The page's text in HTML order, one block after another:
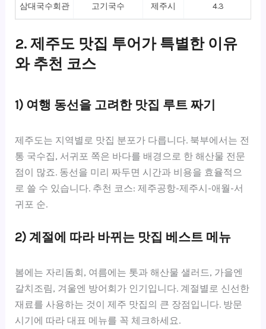
삼대국수회관 고기국수 제주시 4.3
2. 제주도 맛집 투어가 특별한 이유
와 추천 코스
1) 여행 동선을 고려한 맛집 루트 짜기
제주도는 지역별로 맛집 분포가 다릅니다. 북부에서는 전
통 국수집, 서귀포 쪽은 바다를 배경으로 한 해산물 전문
점이 많죠. 동선을 미리 짜두면 시간과 비용을 효율적으
로 쓸 수 있습니다. 추천 코스: 제주공항-제주시-애월-서
귀포 순.
2) 계절에 따라 바뀌는 맛집 베스트 메뉴
봄에는 자리돔회, 여름에는 톳과 해산물 샐러드, 가을엔
갈치조림, 겨울엔 방어회가 인기입니다. 계절별로 신선한
재료를 사용하는 것이 제주 맛집의 큰 장점입니다. 방문
시기에 따라 대표 메뉴를 꼭 체크하세요.